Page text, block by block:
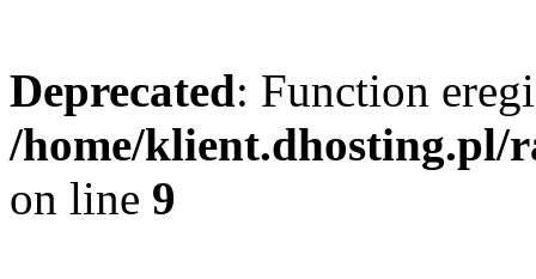
Deprecated: Function
/home/klient.dhosting.pl/
on line 9